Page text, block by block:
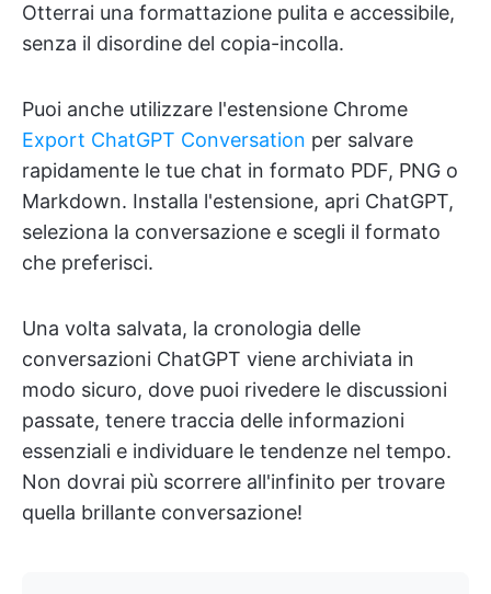
Otterrai una formattazione pulita e accessibile,
senza il disordine del copia-incolla.
Puoi anche utilizzare l'estensione Chrome
Export ChatGPT Conversation per salvare
rapidamente le tue chat in formato PDF, PNG o
Markdown. Installa l'estensione, apri ChatGPT,
seleziona la conversazione e scegli il formato
che preferisci.
Una volta salvata, la cronologia delle
conversazioni ChatGPT viene archiviata in
modo sicuro, dove puoi rivedere le discussioni
passate, tenere traccia delle informazioni
essenziali e individuare le tendenze nel tempo.
Non dovrai più scorrere all'infinito per trovare
quella brillante conversazione!